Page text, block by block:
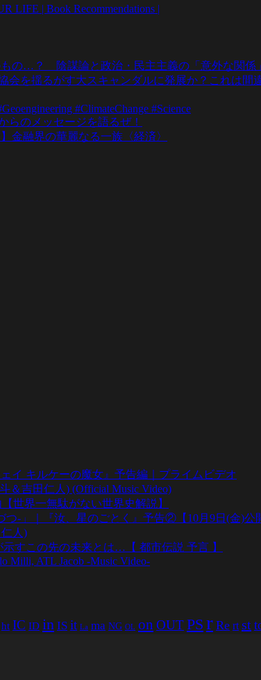
LIFE | Book Recommendations |
の…？ 陰謀論と政治・民主主義の「意外な関係
会を揺るがす大スキャンダルに発展か？これは
#ClimateChange #Science
らのメッセージを語るぜ！
金融界の華麗なる一族〈経済〉
イ キルケーの魔女』予告編｜プライムビデオ
＆吉田仁人) (Official Music Video)
世界一無駄がない世界史解説】
-」｜『汝、星のごとく』予告②【10月9日(金)公
人)
すこの先の未来とは…【 都市伝説 予言 】
Milli, ATL Jacob -Music Video-
ht IC ID in IS it La ma NG OL on OUTPS r Re rt st